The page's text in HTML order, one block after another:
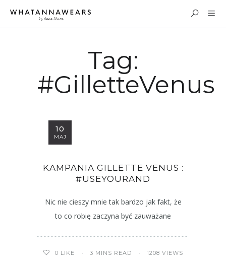
Tag:
#GilletteVenus
10
MAJ
KAMPANIA GILLETTE VENUS :
#USEYOURAND
Nic nie cieszy mnie tak bardzo jak fakt, że
to co robię zaczyna być zauważane
0 LIKE 3 MINS READ 1208 VIEWS